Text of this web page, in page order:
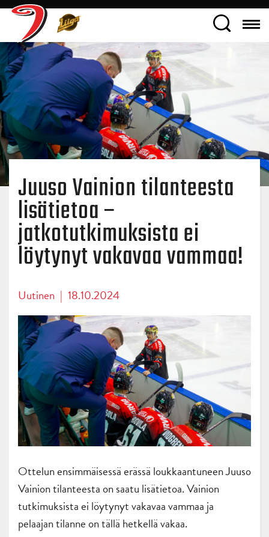
Juuso Vainion tilanteesta
lisätietoa –
jatkotutkimuksista ei
löytynyt vakavaa vammaa!
Uutinen | 18.10.2024
Ottelun ensimmäisessä erässä loukkaantuneen Juuso
Vainion tilanteesta on saatu lisätietoa. Vainion
tutkimuksista ei löytynyt vakavaa vammaa ja
pelaajan tilanne on tällä hetkellä vakaa.